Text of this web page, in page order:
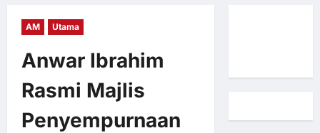
AM Utama
Anwar Ibrahim
Rasmi Majlis
Penyempurnaan